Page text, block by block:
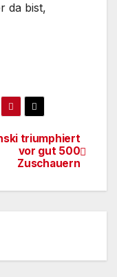
da bist,
triumphiert
vor gut 500
Zuschauern